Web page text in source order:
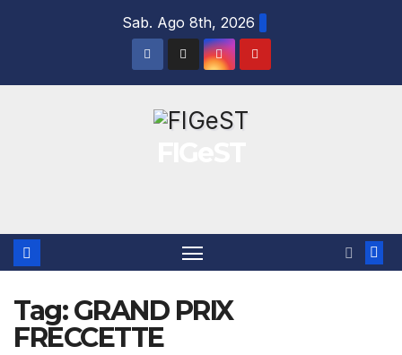
Sab. Ago 8th, 2026
Tag:GRAND PRIX
FRECCETTE